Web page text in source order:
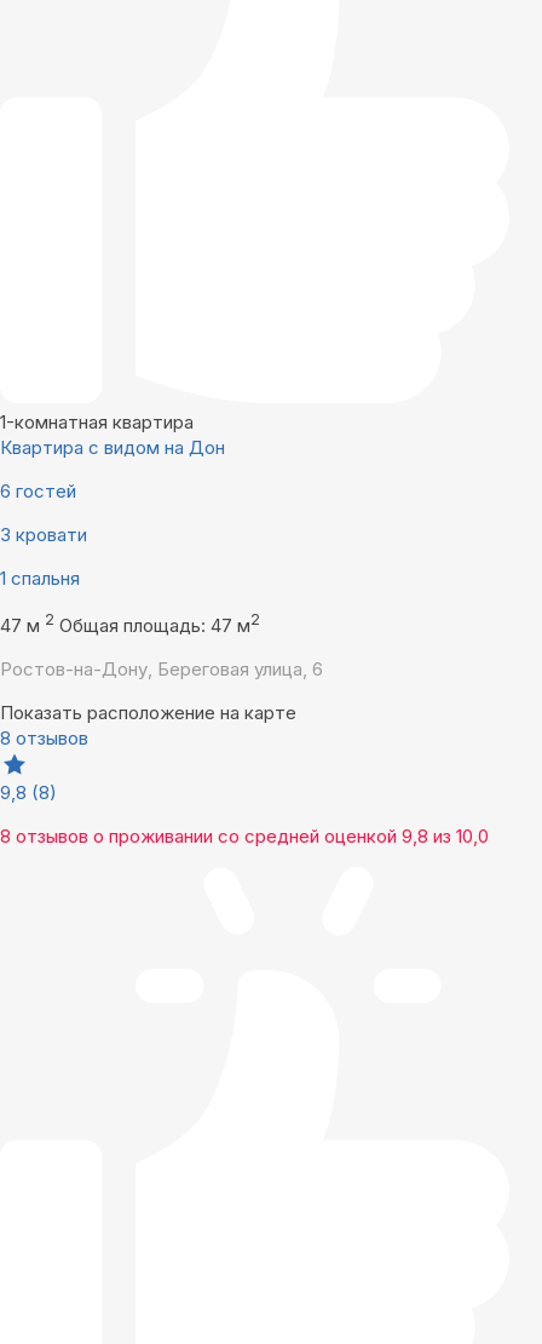
1-комнатная квартира
Квартира с видом на Дон
6 гостей
3 кровати
1 спальня
47 м 2 Общая площадь: 47 м2
Ростов-на-Дону, Береговая улица, 6
Показать расположение на карте
8 отзывов
9,8 (8)
8 отзывов о проживании со средней оценкой 9,8 из 10,0